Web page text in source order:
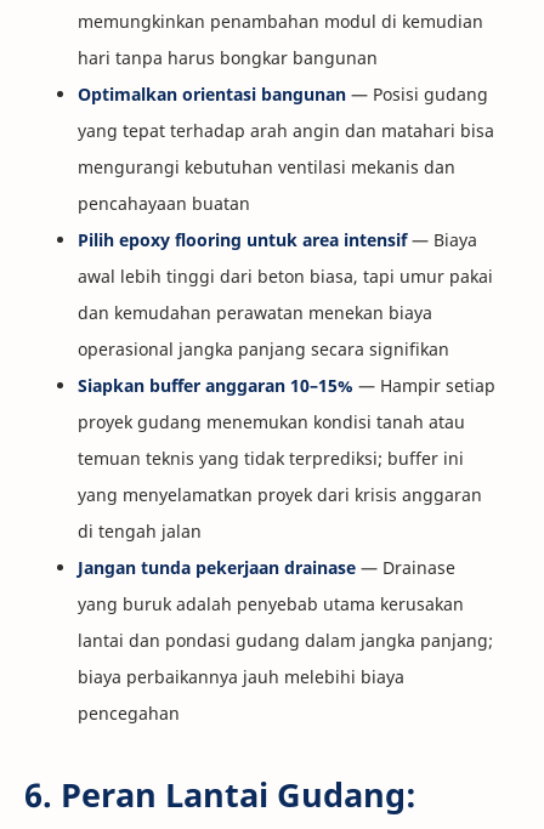
memungkinkan penambahan modul di kemudian
hari tanpa harus bongkar bangunan
Optimalkan orientasi bangunan — Posisi gudang
yang tepat terhadap arah angin dan matahari bisa
mengurangi kebutuhan ventilasi mekanis dan
pencahayaan buatan
Pilih epoxy flooring untuk area intensif— Biaya
awal lebih tinggi dari beton biasa, tapi umur pakai
dan kemudahan perawatan menekan biaya
operasional jangka panjang secara signifikan
Siapkan buffer anggaran 10–15% — Hampir setiap
proyek gudang menemukan kondisi tanah atau
temuan teknis yang tidak terprediksi; buffer ini
yang menyelamatkan proyek dari krisis anggaran
di tengah jalan
Jangan tunda pekerjaan drainase — Drainase
yang buruk adalah penyebab utama kerusakan
lantai dan pondasi gudang dalam jangka panjang;
biaya perbaikannya jauh melebihi biaya
pencegahan
6. Peran Lantai Gudang: